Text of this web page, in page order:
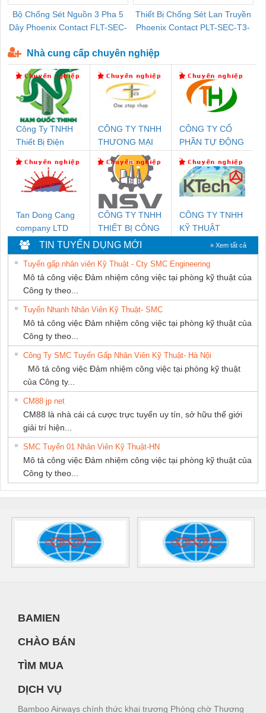
Bộ Chống Sét Nguồn 3 Pha 5
Dây Phoenix Contact FLT-SEC-
Thiết Bị Chống Sét Lan Truyền
Phoenix Contact PLT-SEC-T3-
Nhà cung cấp chuyên nghiệp
Công Ty TNHH
Thiết Bị Điện
CÔNG TY TNHH
THƯƠNG MẠI
THIÊN ÂN VIỆT
NAM
CÔNG TY CỔ
PHẦN TỰ ĐỘNG
Tan Dong Cang
company LTD
CÔNG TY TNHH
THIẾT BỊ CÔNG
NGHIỆP NIHON
SETSUBI VIỆT
NAM
CÔNG TY TNHH
KỸ THUẬT
KTECH VIỆT
NAM
TIN TUYỂN DỤNG MỚI » Xem tất cả
Tuyển gấp nhân viên Kỹ Thuật - Cty SMC Engineering
Mô tả công việc Đảm nhiệm công việc tại phòng kỹ thuật của
Công ty theo...
Tuyển Nhanh Nhân Viên Kỹ Thuật- SMC
Mô tả công việc Đảm nhiệm công việc tại phòng kỹ thuật của
Công ty theo...
Công Ty SMC Tuyển Gấp Nhân Viên Kỹ Thuật- Hà Nội
Mô tả công việc Đảm nhiệm công việc tại phòng kỹ thuật
của Công ty...
CM88 jp net
CM88 là nhà cái cá cược trực tuyến uy tín, sở hữu thế giới
giải trí hiện...
SMC Tuyển 01 Nhân Viên Kỹ Thuật-HN
Mô tả công việc Đảm nhiệm công việc tại phòng kỹ thuật của
Công ty theo...
BAMIEN
CHÀO BÁN
TÌM MUA
DỊCH VỤ
Bamboo Airways chính thức khai trương Phòng chờ Thương